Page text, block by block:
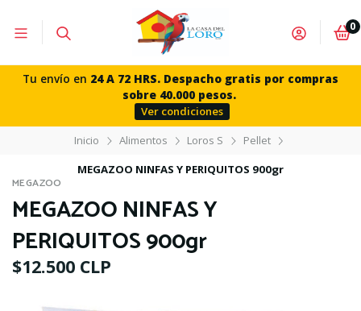
0
Tu envío en 24 A 72 HRS. Despacho gratis por compras
sobre 40.000 pesos.
Ver condiciones
Inicio
Alimentos Loros S
Pellet
MEGAZOO NINFAS Y PERIQUITOS 900gr
MEGAZOO
MEGAZOO NINFAS Y
PERIQUITOS 900gr
$12.500 CLP